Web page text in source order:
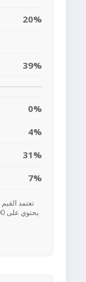
20%
39%
0%
4%
31%
7%